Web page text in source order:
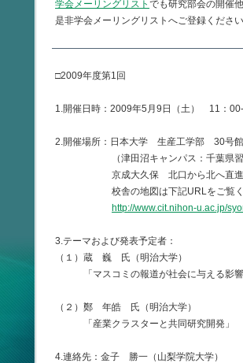
学会メーリングリスト でも研究部会の開催
是非学会メーリングリストへご登録くださ
□2009年度第1回
1.開催日時：2009年5月9日（土） 11：
2.開催場所：日本大学 生産工学部 30号
（津田沼キャンパス：千葉県習志
京成大久保 北口から北へ直進
校舎の地図は下記URLをご覧くだ
http://www.cit.nihon-u.ac.jp/
3.テーマおよび発表予定者：
（１）蔵 巍 氏（明治大学）
「マスコミの報道が社会に与える影響
（２）鄭 年皓 氏（明治大学）
「産業クラスターと共同研究開発」
4.連絡先：金子 勝一（山梨学院大学）